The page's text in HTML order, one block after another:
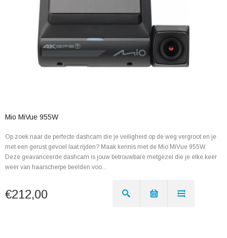
Mio MiVue 955W
Op zoek naar de perfecte dashcam die je veiligheid op de weg vergroot en je
met een gerust gevoel laat rijden? Maak kennis met de Mio MiVue 955W.
Deze geavanceerde dashcam is jouw betrouwbare metgezel die je elke keer
weer van haarscherpe beelden voo...
€212,00